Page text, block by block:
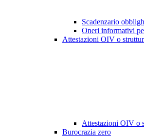
Scadenzario
Oneri informativi
Attestazioni OIV o
Attestazioni OIV o
Burocrazia zero